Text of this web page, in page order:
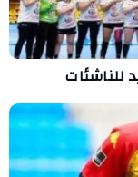
للناشئات